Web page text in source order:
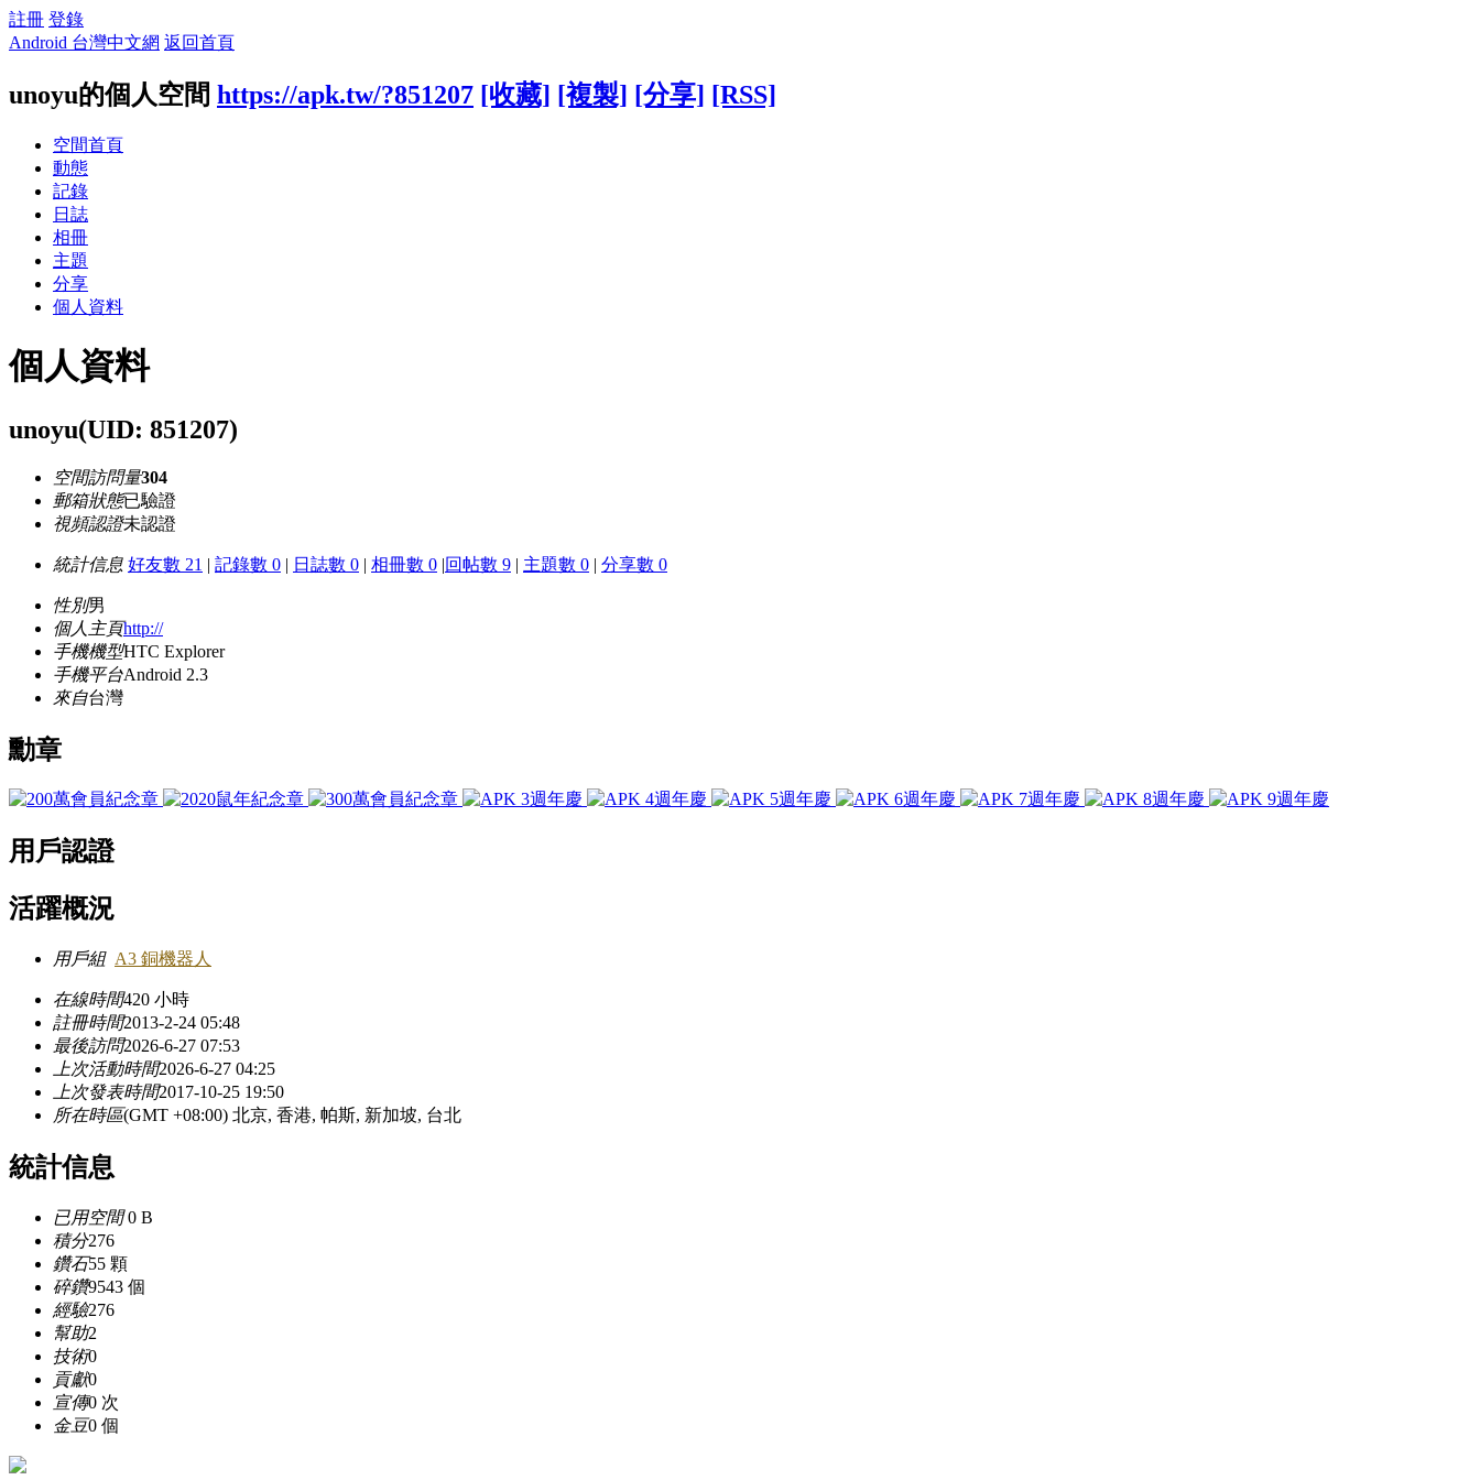
註冊 登錄
Android 台灣中文網 返回首頁
unoyu的個人空間 https://apk.tw/?851207 [收藏] [複製] [分享] [RSS]
空間首頁
動態
記錄
日誌
相冊
主題
分享
個人資料
個人資料
unoyu(UID: 851207)
空間訪問量304
郵箱狀態已驗證
視頻認證未認證
統計信息 好友數 21 | 記錄數 0 | 日誌數 0 | 相冊數 0 |回帖數 9 | 主題數 0 | 分享數 0
性別男
個人主頁http://
手機機型HTC Explorer
手機平台Android 2.3
來自台灣
勳章
用戶認證
活躍概況
用戶組 A3 銅機器人
在線時間420 小時
註冊時間2013-2-24 05:48
最後訪問2026-6-27 07:53
上次活動時間2026-6-27 04:25
上次發表時間2017-10-25 19:50
所在時區(GMT +08:00) 北京, 香港, 帕斯, 新加坡, 台北
統計信息
已用空間0 B
積分276
鑽石55 顆
碎鑽9543 個
經驗276
幫助2
技術0
貢獻0
宣傳0 次
金豆0 個